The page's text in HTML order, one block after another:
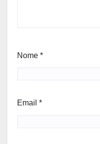
Nome *
Email *